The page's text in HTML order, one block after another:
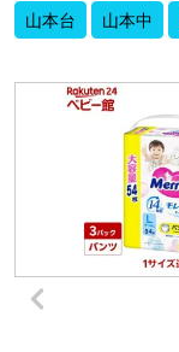
山本台
山本中